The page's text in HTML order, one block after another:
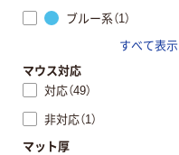
ブルー系（1）
すべて表示
マウス対応
対応（49）
非対応（1）
マット厚